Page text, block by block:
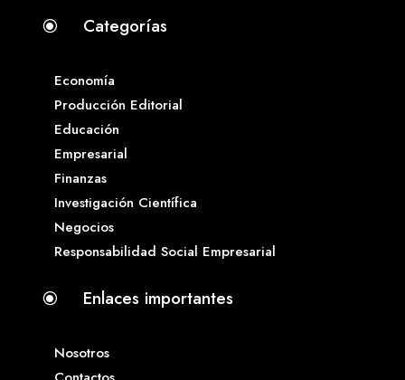
\ Categorías
Economía
Producción Editorial
Educación
Empresarial
Finanzas
Investigación Científica
Negocios
Responsabilidad Social Empresarial
\ Enlaces importantes
Nosotros